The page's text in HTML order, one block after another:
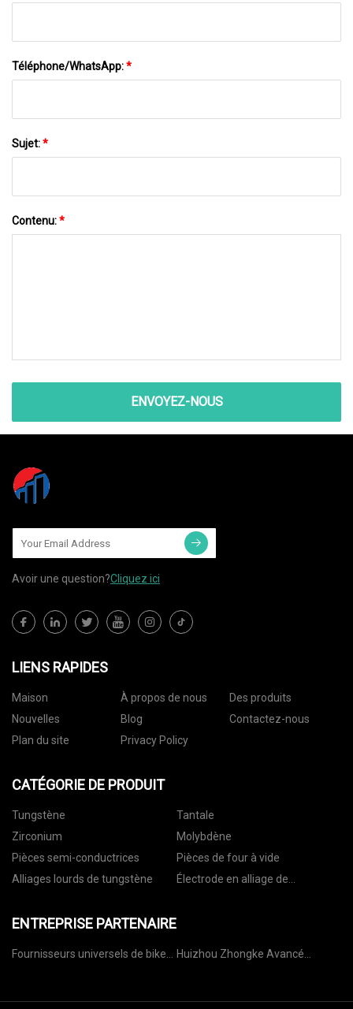
Téléphone/WhatsApp:*
Sujet:*
Contenu:*
ENVOYEZ-NOUS
Avoir une question?Cliquez ici
LIENS RAPIDES
Maison À propos de nous
Des produits
Nouvelles
Blog
Contactez-nous
Plan du site
Privacy Policy
CATÉGORIE DE PRODUIT
Tungstène
Tantale
Zirconium
Molybdène
Pièces semi-conductrices
Pièces de four à vide
Alliages lourds de tungstène
Électrode en alliage de
ENTREPRISE PARTENAIRE
Fournisseurs universels de bike
Huizhou Zhongke Avancé